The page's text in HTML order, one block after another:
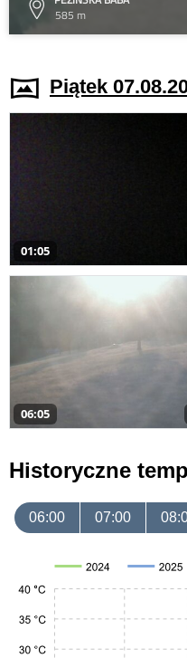
585 m
Piątek
01:05
06:05
Historyczne
06:00 07:00